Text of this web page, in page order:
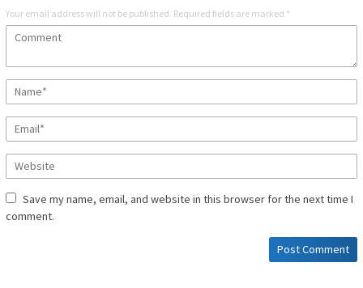
Your email address will not be published. Required fields are marked *
Save my name, email, and website in this browser for the next time I
comment.